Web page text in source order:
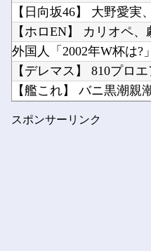
【日向坂46】 大野愛実
【ホロEN】 カリオペ
外国人「2002年W杯は
【デレマス】 810プロ
【艦これ】 バニ黒潮親
ブログ更新停止のお知ら
スポンサーリンク